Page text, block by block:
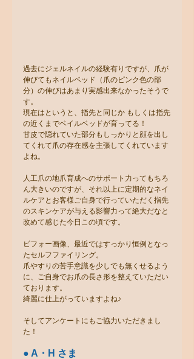
過去にジェルネイルの経験有りですが、爪が
伸びてもネイルベッド（爪のピンク色の部
分）の伸びはあまり実感出来なかったそうで
す。
現在はというと、指先と同じか もしくは指先
の近くまでベイルベッドが育ってる！
甘皮で隠れていた部分もしっかりと顔を出し
てくれて爪の存在感を主張してくれています
よね。
人工爪の地爪育成へのサポート力ってもちろ
ん大きいのですが、それ以上に定期的なネイ
ルケアとお客様ご自身で行っていただく指先
のスキンケアが与える影響力って絶大だなと
改めて感じた今日この頃です。
ビフォー画像、最近ではすっかり恒例となっ
たセルフファイリング。
爪やすりの苦手意識を少しでも無くせるよう
に、ご自身でお爪の長さ形を整えていただい
ております。
綺麗に仕上がっていますよね♪
そしてアンケートにもご協力いただきまし
た！
● A・H さま